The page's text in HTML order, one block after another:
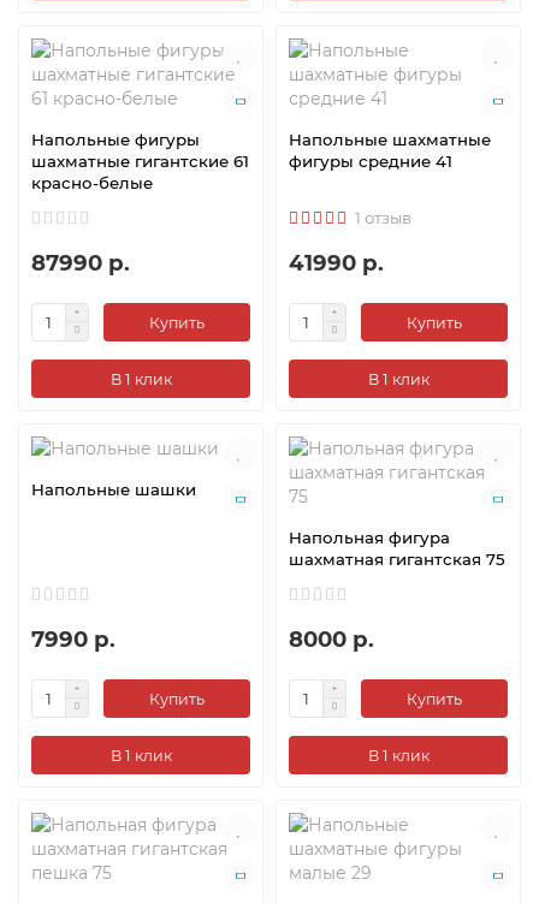
Напольные фигуры
шахматные гигантские 61
красно-белые
87990 р.
Купить
В 1 клик
Напольные шахматные
фигуры средние 41
1 отзыв
41990 р.
Купить
В 1 клик
Напольные шашки
7990 р.
Купить
В 1 клик
Напольная фигура
шахматная гигантская 75
8000 р.
Купить
В 1 клик